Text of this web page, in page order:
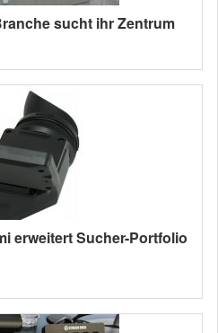
sucht ihr Zentrum
erweitert Sucher-Portfolio